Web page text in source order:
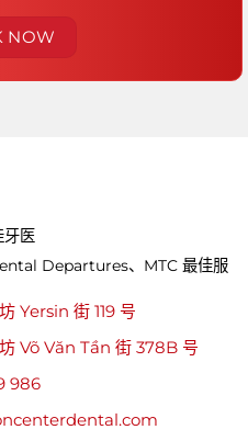
牙医
Departures、MTC 最佳服
Yersin 街 119 号
Võ Văn Tần 街 378B 号
986